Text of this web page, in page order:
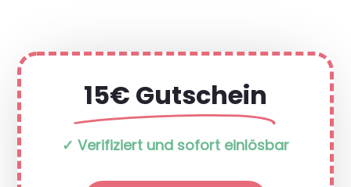
15€ Gutschein
✓ Verifiziert und sofort einlösbar